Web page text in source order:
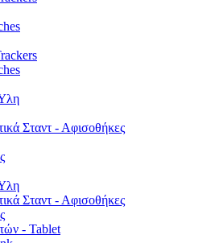
Σταντ - Αφισοθήκες
Σταντ - Αφισοθήκες
- Tablet